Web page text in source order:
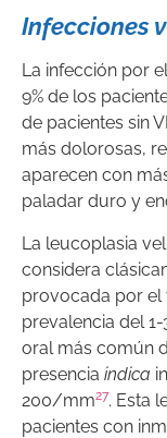
Infecciones
La infección por
9% de los
de pacientes sin
más dolorosas,
aparecen con
paladar duro y
La leucoplasia
considera
provocada por el
prevalencia del
oral más común
presencia indica
200/mm27. Esta
pacientes con